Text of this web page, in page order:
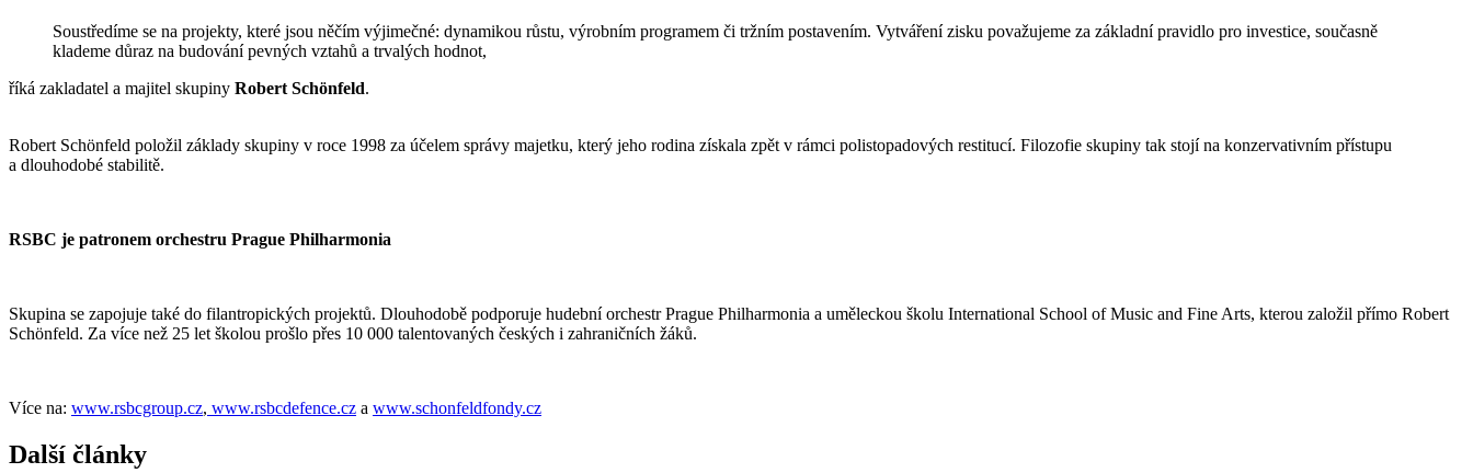
Soustředíme se na projekty, které jsou něčím výjimečné: dynamikou růstu, výrobním programem či tržním postavením. Vytváření zisku považujeme za základní pravidlo pro investice, současně
klademe důraz na budování pevných vztahů a trvalých hodnot,
říká zakladatel a majitel skupiny Robert Schönfeld.
Robert Schönfeld položil základy skupiny v roce 1998 za účelem správy majetku, který jeho rodina získala zpět v rámci polistopadových restitucí. Filozofie skupiny tak stojí na konzervativním přístupu
a dlouhodobé stabilitě.
RSBC je patronem orchestru Prague Philharmonia
Skupina se zapojuje také do filantropických projektů. Dlouhodobě podporuje hudební orchestr Prague Philharmonia a uměleckou školu International School of Music and Fine Arts, kterou založil přímo Robert
Schönfeld. Za více než 25 let školou prošlo přes 10 000 talentovaných českých i zahraničních žáků.
Více na: www.rsbcgroup.cz, www.rsbcdefence.cz a www.schonfeldfondy.cz
Další články